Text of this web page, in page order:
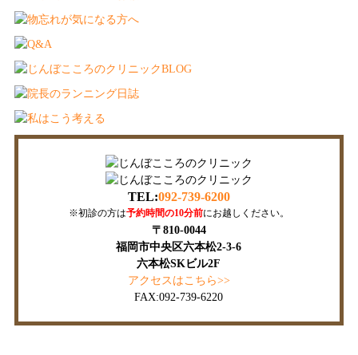
TEL:092-739-6200
※初診の方は予約時間の10分前にお越しください。
〒810-0044
福岡市中央区六本松2-3-6
六本松SKビル2F
アクセスはこちら>>
FAX:092-739-6220